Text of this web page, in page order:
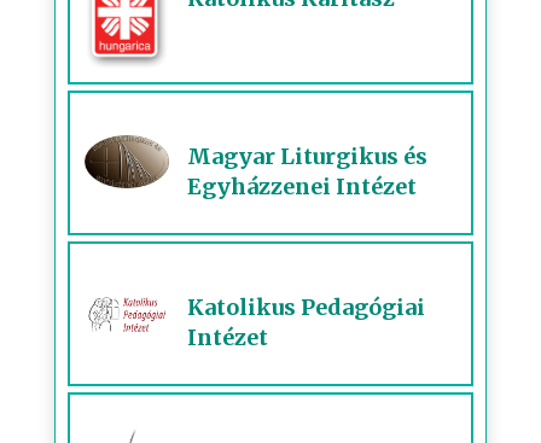
Magyar Liturgikus és
Egyházzenei Intézet
Katolikus Pedagógiai
Intézet